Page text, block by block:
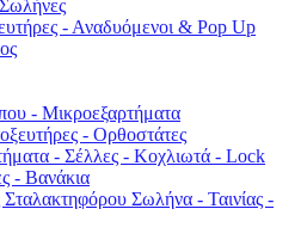
- Αναδυόμενοι & Pop Up
- Μικροεξαρτήματα
- Ορθοστάτες
- Σέλλες - Κοχλιωτά - Lock
- Βανάκια
Σωλήνα - Ταινίας -